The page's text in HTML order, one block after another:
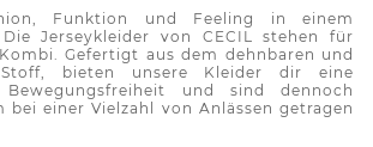
Funktion und Feeling in einem
DieJerseykleider von CECIL stehen für
Gefertigt aus dem dehnbaren und
Stoff, bieten unsere Kleider dir eine
Bewegungsfreiheit und sind dennoch
bei einer Vielzahl von Anlässen getragen